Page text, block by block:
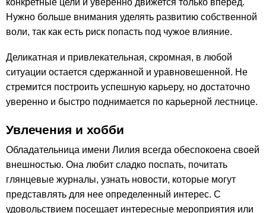
конкретные цели и уверенно движется только вперед.
Нужно больше внимания уделять развитию собственной
воли, так как есть риск попасть под чужое влияние.
Деликатная и привлекательная, скромная, в любой
ситуации остается сдержанной и уравновешенной. Не
стремится построить успешную карьеру, но достаточно
уверенно и быстро поднимается по карьерной лестнице.
Увлечения и хобби
Обладательница имени Лилия всегда обеспокоена своей
внешностью. Она любит сладко поспать, почитать
глянцевые журналы, узнать новости, которые могут
представлять для нее определенный интерес. С
удовольствием посещает интересные мероприятия или